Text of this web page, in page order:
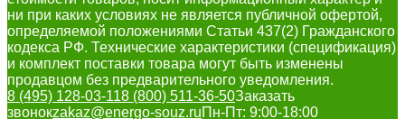
ни при каких условиях не является публичной офертой,
определяемой положениями Статьи 437(2) Гражданского
кодекса РФ. Технические характеристики (спецификация)
и комплект поставки товара могут быть изменены
продавцом без предварительного уведомления.
8 (495) 128-03-118 (800) 511-36-50Заказать
звонокzakaz@energo-souz.ruПн-Пт: 9:00-18:00